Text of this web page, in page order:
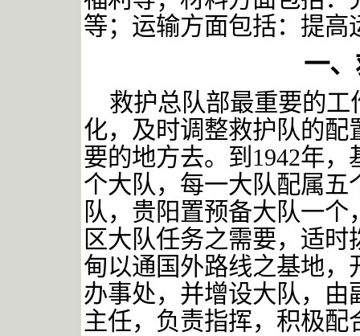
等；运输方面包括：提
一
救护总队部最重要的
化，及时调整救护队的
要的地方去。到 1942年，
个大队，每一大队配属
队，贵阳置预备大队一
区大队任务之需要，适
甸以通国外路线之基地
办事处，并增设大队，
主任，负责指挥，积极配